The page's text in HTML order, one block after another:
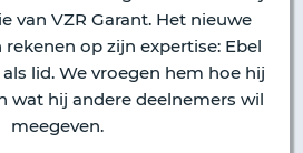
van VZR Garant. Het nieuwe
op zijn expertise: Ebel
lid. We vroegen hem hoe hij
wat hij andere deelnemers wil
meegeven.